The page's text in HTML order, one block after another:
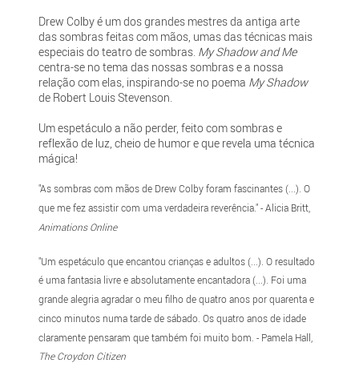
Drew Colby é um dos grandes mestres da antiga arte
das sombras feitas com mãos, umas das técnicas mais
especiais do teatro de sombras. My Shadow and Me
centra-se no tema das nossas sombras e a nossa
relação com elas, inspirando-se no poema My Shadow
de Robert Louis Stevenson.
Um espetáculo a não perder, feito com sombras e
reflexão de luz, cheio de humor e que revela uma técnica
mágica!
"As sombras com mãos de Drew Colby foram fascinantes (...). O
que me fez assistir com uma verdadeira reverência." - Alicia Britt,
Animations Online
"Um espetáculo que encantou crianças e adultos (...). O resultado
é uma fantasia livre e absolutamente encantadora (...). Foi uma
grande alegria agradar o meu filho de quatro anos por quarenta e
cinco minutos numa tarde de sábado. Os quatro anos de idade
claramente pensaram que também foi muito bom. - Pamela Hall,
The Croydon Citizen